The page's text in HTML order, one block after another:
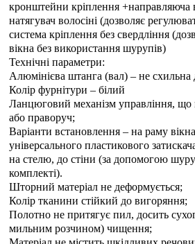
кронштейни кріплення +направляюча
натягувач волосіні (дозволяє
система кріплення без свердління
вікна без використання шурупів)
Технічні параметри:
Алюмінієва штанга (вал) – не схильна
Колір фурнітури – білий
Ланцюговий механізм управління, що
або праворуч;
Варіанти встановлення – на раму
універсального пластикового
на стелю, до стіни (за допомогою
комплекті).
Шторний матеріал не деформується;
Колір тканини стійкий до вигоряння;
Полотно не притягує пил, досить
мильним розчином) чищення;